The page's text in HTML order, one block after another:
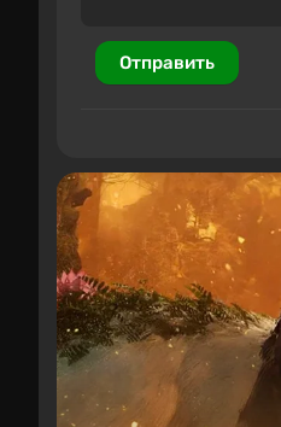
Отправить